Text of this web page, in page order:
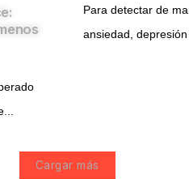
Para detectar de
ansiedad, depresión
Cargar más